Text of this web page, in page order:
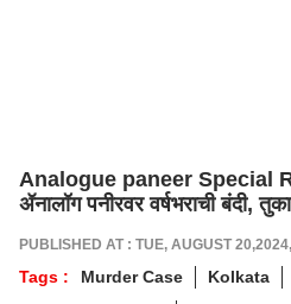
Analogue paneer Special
ॲनालॉग पनीरवर वर्षभराची बंदी,
PUBLISHED AT : TUE, AUGUST
Tags : Murder Case
Kolkata